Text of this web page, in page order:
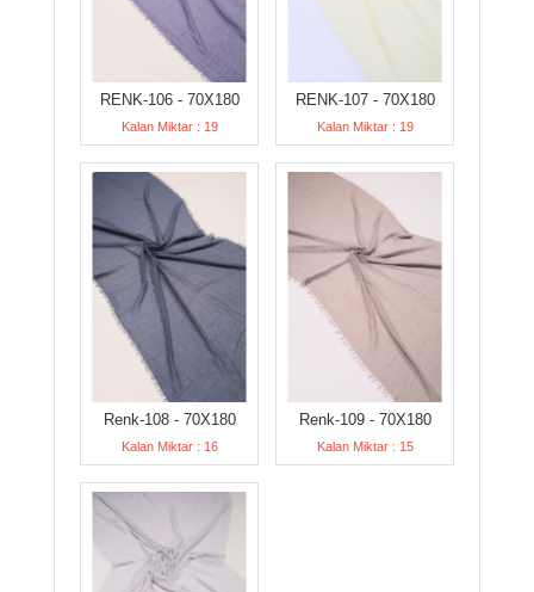
RENK-106 - 70X180
Kalan Miktar : 19
RENK-107 - 70X180
Kalan Miktar : 19
Renk-108 - 70X180
Kalan Miktar : 16
Renk-109 - 70X180
Kalan Miktar : 15